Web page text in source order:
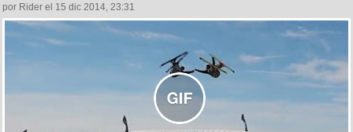
por Rider el 15 dic 2014, 23:31